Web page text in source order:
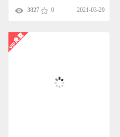
3827 0 2021-03-29